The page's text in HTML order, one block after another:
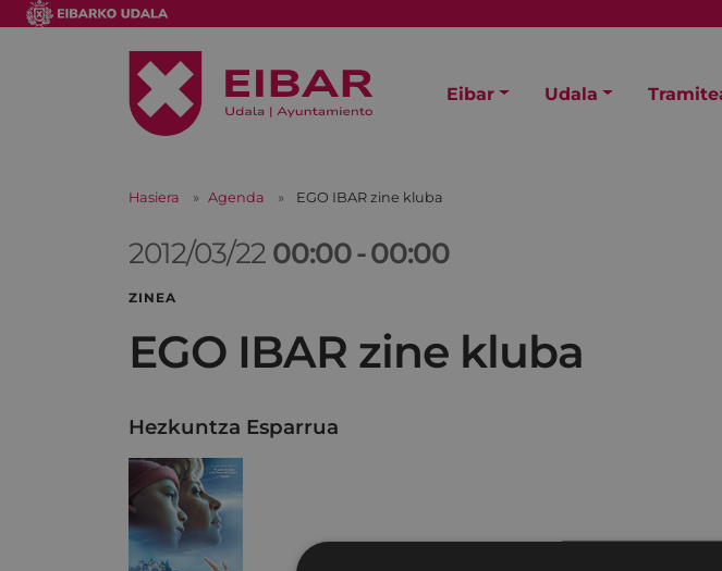
Eibar Udala
Hasiera Agenda EGO IBAR zine kluba
2012/03/22 00:00-00:00
ZINEA
EGO IBAR zine kluba
Hezkuntza Esparrua